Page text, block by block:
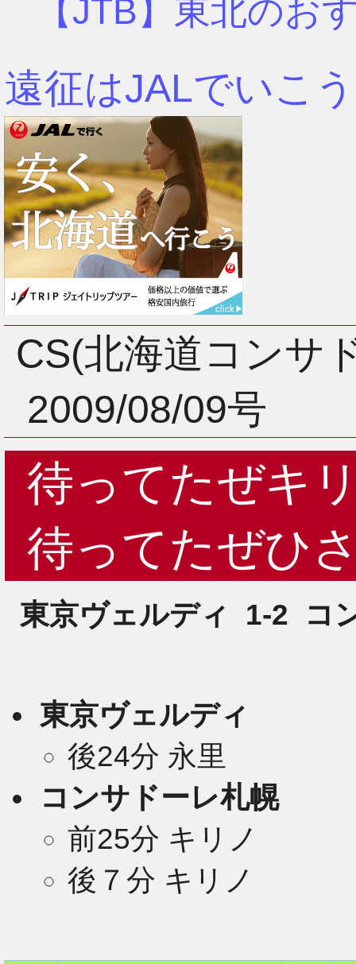
【JTB】東北のお
遠征はJALでいこう
CS(北海道コンサ
2009/08/09号
待ってたぜキ
待ってたぜひ
東京ヴェルディ 1-2 コ
東京ヴェルディ
後24分 永里
コンサドーレ札幌
前25分 キリノ
後７分 キリノ